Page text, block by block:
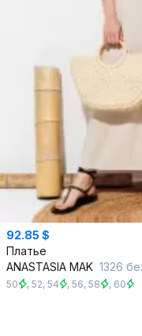
92.85 $
Платье
ANASTASIA MAK 1326
50 , 52, 54 , 56, 58 , 60